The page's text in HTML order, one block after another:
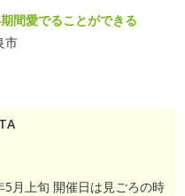
間愛でることができる
市
月上旬 開催日は見ごろの時